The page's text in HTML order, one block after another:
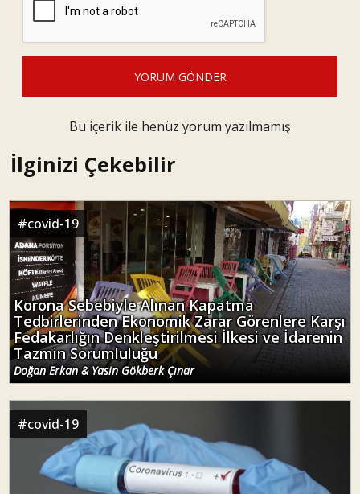
YORUM GÖNDER
Bu içerik ile henüz yorum yazılmamış
İlginizi Çekebilir
#covid-19
Korona Sebebiyle Alınan Kapatma
Tedbirlerinden Ekonomik Zarar Görenlere Karşı
Fedakarlığın Denkleştirilmesi İlkesi ve İdarenin
Tazmin Sorumluluğu
Doğan Erkan & Yasin Gökberk Çınar
#covid-19